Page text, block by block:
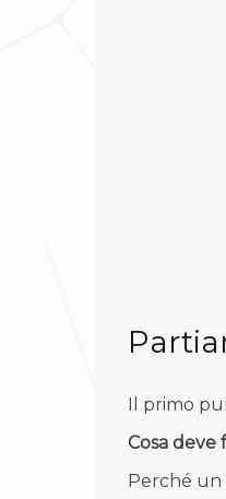
Il primo
Cosa deve
Perché un